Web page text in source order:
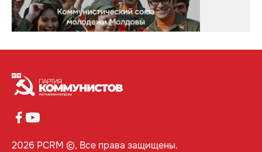
2026 PCRM ©, Все права защищены.